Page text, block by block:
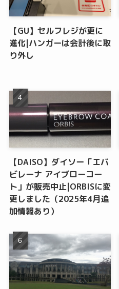
【GU】セルフレジが更に
進化|ハンガーは会計後に取
り外し
【DAISO】ダイソー「エバ
ビレーナ アイブローコー
ト」が販売中止|ORBISに変
更しました（2025年4月追
加情報あり）